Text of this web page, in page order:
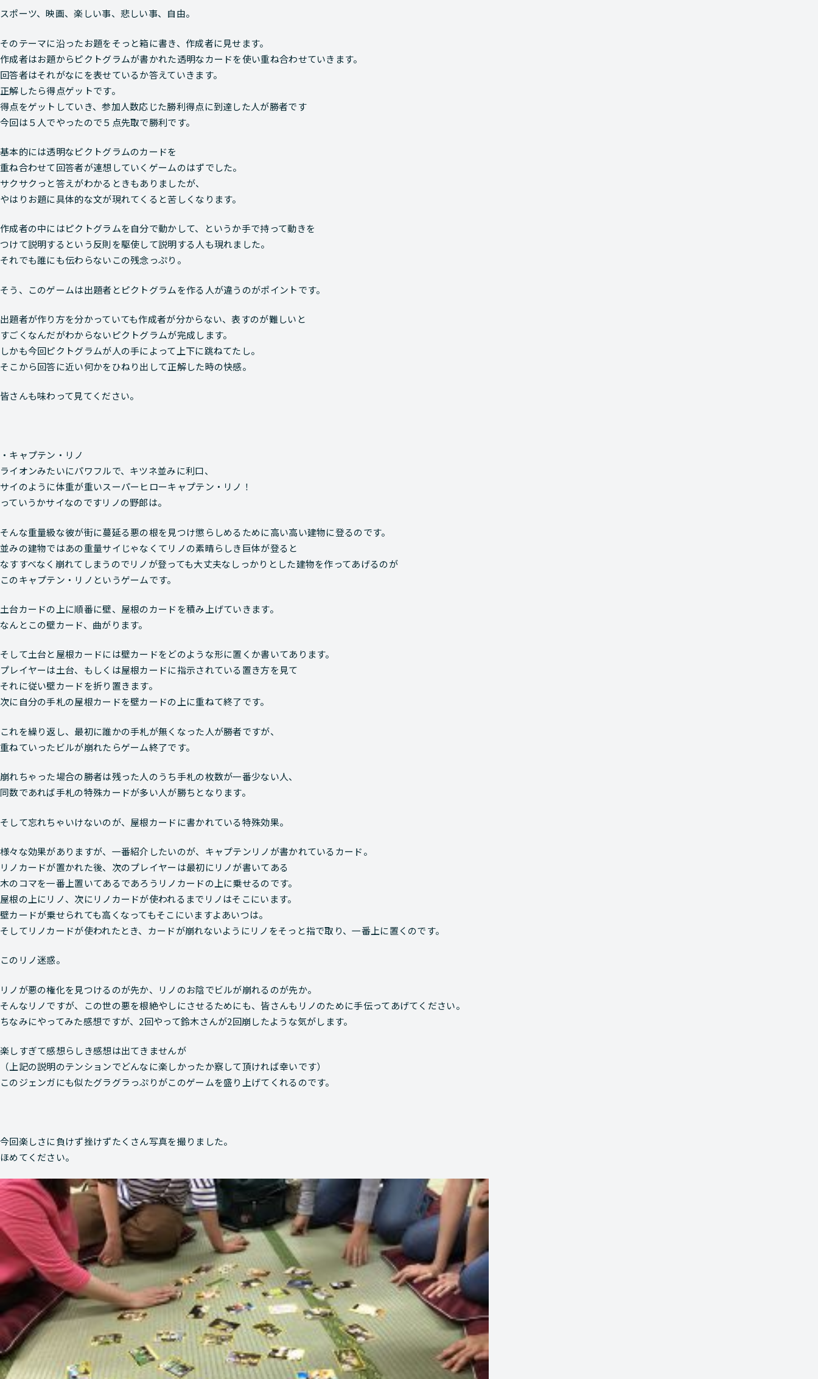
スポーツ、映画、楽しい事、悲しい事、自由。
そのテーマに沿ったお題をそっと箱に書き、作成者に見せます。
作成者はお題からピクトグラムが書かれた透明なカードを使い重ね合わせていきます。
回答者はそれがなにを表せているか答えていきます。
正解したら得点ゲットです。
得点をゲットしていき、参加人数応じた勝利得点に到達した人が勝者です
今回は５人でやったので５点先取で勝利です。
基本的には透明なピクトグラムのカードを
重ね合わせて回答者が連想していくゲームのはずでした。
サクサクっと答えがわかるときもありましたが、
やはりお題に具体的な文が現れてくると苦しくなります。
作成者の中にはピクトグラムを自分で動かして、というか手で持って動きを
つけて説明するという反則を駆使して説明する人も現れました。
それでも誰にも伝わらないこの残念っぷり。
そう、このゲームは出題者とピクトグラムを作る人が違うのがポイントです。
出題者が作り方を分かっていても作成者が分からない、表すのが難しいと
すごくなんだがわからないピクトグラムが完成します。
しかも今回ピクトグラムが人の手によって上下に跳ねてたし。
そこから回答に近い何かをひねり出して正解した時の快感。
皆さんも味わって見てください。
・キャプテン・リノ
ライオンみたいにパワフルで、キツネ並みに利口、
サイのように体重が重いスーパーヒローキャプテン・リノ！
っていうかサイなのですリノの野郎は。
そんな重量級な彼が街に蔓延る悪の根を見つけ懲らしめるために高い高い建物に登るのです。
並みの建物ではあの重量サイじゃなくてリノの素晴らしき巨体が登ると
なすすべなく崩れてしまうのでリノが登っても大丈夫なしっかりとした建物を作ってあげるのが
このキャプテン・リノというゲームです。
土台カードの上に順番に壁、屋根のカードを積み上げていきます。
なんとこの壁カード、曲がります。
そして土台と屋根カードには壁カードをどのような形に置くか書いてあります。
プレイヤーは土台、もしくは屋根カードに指示されている置き方を見て
それに従い壁カードを折り置きます。
次に自分の手札の屋根カードを壁カードの上に重ねて終了です。
これを繰り返し、最初に誰かの手札が無くなった人が勝者ですが、
重ねていったビルが崩れたらゲーム終了です。
崩れちゃった場合の勝者は残った人のうち手札の枚数が一番少ない人、
同数であれば手札の特殊カードが多い人が勝ちとなります。
そして忘れちゃいけないのが、屋根カードに書かれている特殊効果。
様々な効果がありますが、一番紹介したいのが、キャプテンリノが書かれているカード。
リノカードが置かれた後、次のプレイヤーは最初にリノが書いてある
木のコマを一番上置いてあるであろうリノカードの上に乗せるのです。
屋根の上にリノ、次にリノカードが使われるまでリノはそこにいます。
壁カードが乗せられても高くなってもそこにいますよあいつは。
そしてリノカードが使われたとき、カードが崩れないようにリノをそっと指で取り、一番上に置くのです。
このリノ迷惑。
リノが悪の権化を見つけるのが先か、リノのお陰でビルが崩れるのが先か。
そんなリノですが、この世の悪を根絶やしにさせるためにも、皆さんもリノのために手伝ってあげてください。
ちなみにやってみた感想ですが、2回やって鈴木さんが2回崩したような気がします。
楽しすぎて感想らしき感想は出てきませんが
（上記の説明のテンションでどんなに楽しかったか察して頂ければ幸いです）
このジェンガにも似たグラグラっぷりがこのゲームを盛り上げてくれるのです。
今回楽しさに負けず挫けずたくさん写真を撮りました。
ほめてください。